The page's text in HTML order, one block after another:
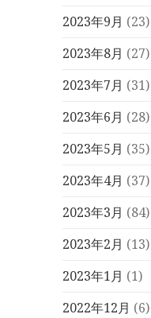
2023年9月 (23)
2023年8月 (27)
2023年7月 (31)
2023年6月 (28)
2023年5月 (35)
2023年4月 (37)
2023年3月 (84)
2023年2月 (13)
2023年1月 (1)
2022年12月 (6)